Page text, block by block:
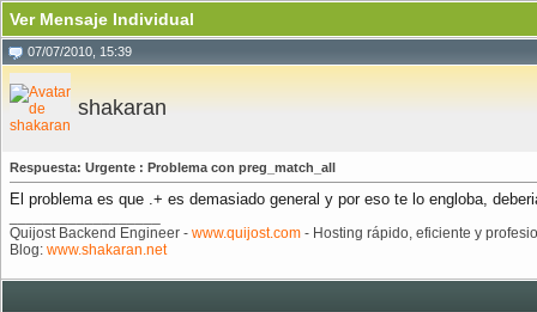
Ver Mensaje Individual
07/07/2010, 15:39
shakaran
Respuesta: Urgente : Problema con preg_match_all
El problema es que .+ es demasiado general y por eso te lo engloba,
Quijost Backend Engineer - www.quijost.com - Hosting rápido, eficiente y
Blog: www.shakaran.net